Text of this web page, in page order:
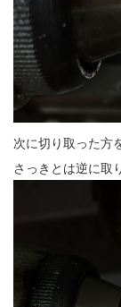
次に切り取った方
さっきとは逆に取